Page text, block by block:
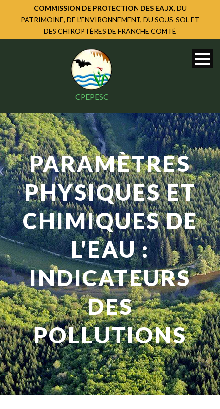
COMMISSION DE PROTECTION DES EAUX, DU
PATRIMOINE, DE L'ENVIRONNEMENT, DU SOUS-SOL ET
DES CHIROPTÈRES DE FRANCHE COMTÉ
CPEPESC
Rechercher
PARAMÈTRES
PHYSIQUES ET
CHIMIQUES DE
L'EAU :
INDICATEURS
DES
POLLUTIONS